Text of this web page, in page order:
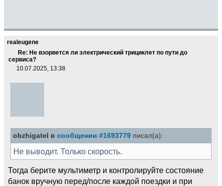
realeugene
Re: Не взорвется ли электрический трициклет по пути до
сервиса?
10.07.2025, 13:38
obzhigatel в сообщении #1693779 писал(а):
Не выводит. Только скорость.
Тогда берите мультиметр и контролируйте состояние
банок вручную перед/после каждой поездки и при